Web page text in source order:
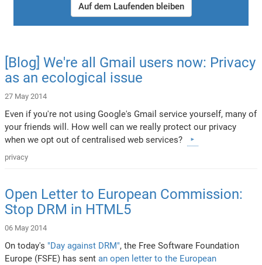
Auf dem Laufenden bleiben
[Blog] We're all Gmail users now: Privacy
as an ecological issue
27 May 2014
Even if you're not using Google's Gmail service yourself, many of
your friends will. How well can we really protect our privacy
when we opt out of centralised web services?
privacy
Open Letter to European Commission:
Stop DRM in HTML5
06 May 2014
On today's "Day against DRM", the Free Software Foundation
Europe (FSFE) has sentan open letter to the European